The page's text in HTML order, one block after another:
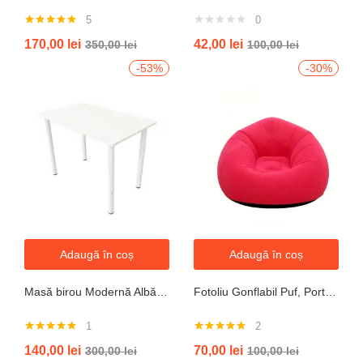
5.00din 5
5
170,00 lei 350,00lei
0
42,00 lei 100,00lei
-53%
Adaugă în coș
5.00din 5
1
140,00 lei 300,00lei
-30%
Adaugă în coș
5.00din 5
2
70,00 lei 100,00lei